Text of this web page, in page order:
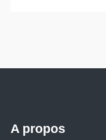
A propos